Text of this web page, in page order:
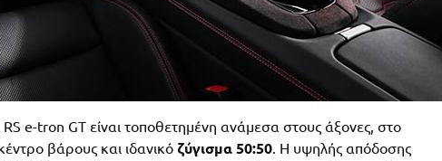
e-tron GT είναι τοποθετημένη ανάμεσα στους άξονες, στο
βάρους και ιδανικό ζύγισμα 50:50. Η υψηλής απόδοσης